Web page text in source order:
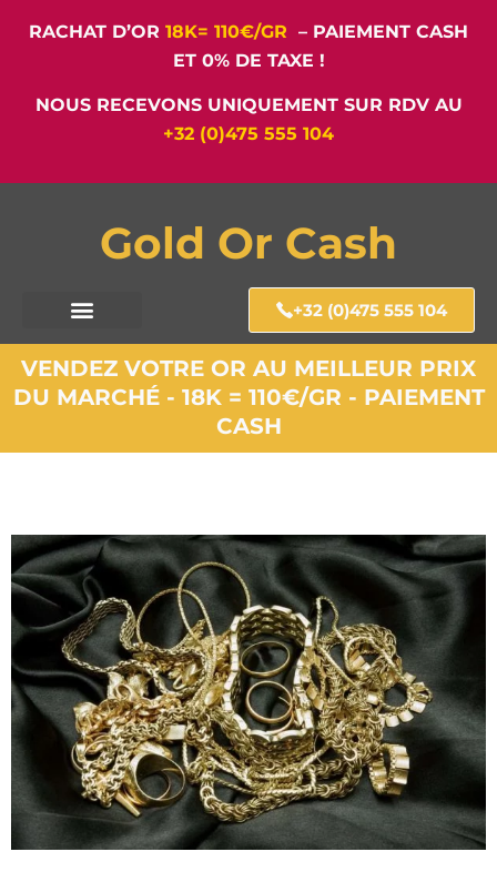
RACHAT D’OR 18K= 110€/GR – PAIEMENT CASH
ET 0% DE TAXE !
NOUS RECEVONS UNIQUEMENT SUR RDV AU
+32 (0)475 555 104
Gold Or Cash
+32 (0)475 555 104
VENDEZ VOTRE OR AU MEILLEUR PRIX
DU MARCHÉ - 18K = 110€/GR - PAIEMENT
CASH